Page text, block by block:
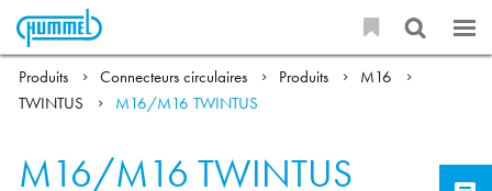
Produits Connecteurs circulaires Produits
M16
TWINTUS
M16/M16 TWINTUS
M16/M16 TWINTUS